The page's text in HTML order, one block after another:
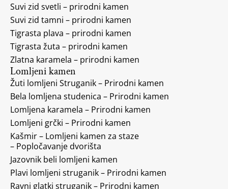
Suvi zid svetli – prirodni kamen
Suvi zid tamni – prirodni kamen
Tigrasta plava – prirodni kamen
Tigrasta žuta – prirodni kamen
Zlatna karamela – prirodni kamen
Lomljeni kamen
Žuti lomljeni Struganik – Prirodni kamen
Bela lomljena studenica – Prirodni kamen
Lomljena karamela – Prirodni kamen
Lomljeni grčki – Prirodni kamen
Kašmir – Lomljeni kamen za staze
– Popločavanje dvorišta
Jazovnik beli lomljeni kamen
Plavi lomljeni struganik – Prirodni kamen
Ravni glatki struganik – Prirodni kamen